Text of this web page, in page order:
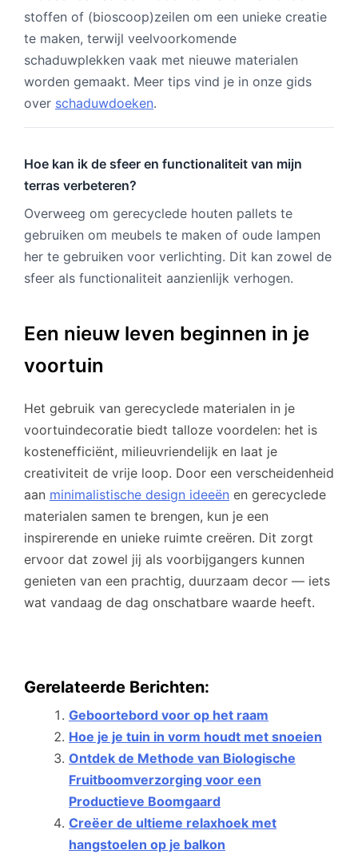
stoffen of (bioscoop)zeilen om een unieke creatie
te maken, terwijl veelvoorkomende
schaduwplekken vaak met nieuwe materialen
worden gemaakt. Meer tips vind je in onze gids
over schaduwdoeken.
Hoe kan ik de sfeer en functionaliteit van mijn
terras verbeteren?
Overweeg om gerecyclede houten pallets te
gebruiken om meubels te maken of oude lampen
her te gebruiken voor verlichting. Dit kan zowel de
sfeer als functionaliteit aanzienlijk verhogen.
Een nieuw leven beginnen in je
voortuin
Het gebruik van gerecyclede materialen in je
voortuindecoratie biedt talloze voordelen: het is
kostenefficiënt, milieuvriendelijk en laat je
creativiteit de vrije loop. Door een verscheidenheid
aan minimalistische design ideeën en gerecyclede
materialen samen te brengen, kun je een
inspirerende en unieke ruimte creëren. Dit zorgt
ervoor dat zowel jij als voorbijgangers kunnen
genieten van een prachtig, duurzaam decor — iets
wat vandaag de dag onschatbare waarde heeft.
Gerelateerde Berichten:
Geboortebord voor op het raam
Hoe je je tuin in vorm houdt met snoeien
Ontdek de Methode van Biologische
Fruitboomverzorging voor een
Productieve Boomgaard
Creëer de ultieme relaxhoek met
hangstoelen op je balkon